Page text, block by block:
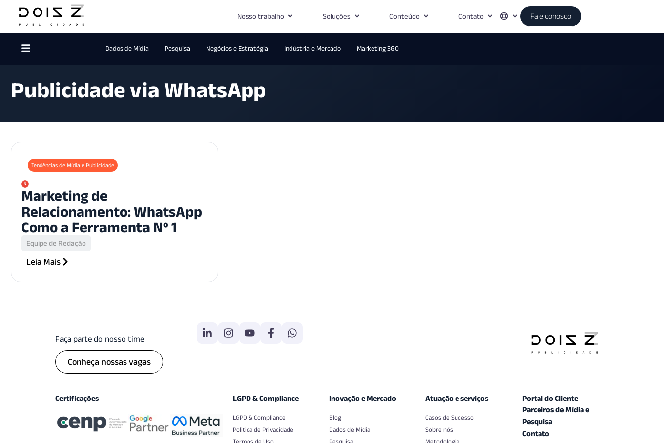
Nosso trabalho Soluções Conteúdo Contato Fale conosco
Dados de Mídia Pesquisa Negócios e Estratégia Indústria e Mercado Marketing 360
Publicidade via WhatsApp
Tendências de Mídia e Publicidade
Marketing de
Relacionamento: WhatsApp
Como a Ferramenta Nº 1
Equipe de Redação
Leia Mais
Faça parte do nosso time
Conheça nossas vagas
Certificações LGPD & Compliance
LGPD & Compliance
Politica de Privacidade
Termos de Uso
Inovação e Mercado
Blog
Dados de Mídia
Pesquisa
Atuação e serviços
Casos de Sucesso
Sobre nós
Metodologia
Portal do Cliente
Parceiros de Mídia e
Pesquisa
Contato